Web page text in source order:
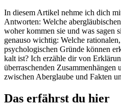
In diesem Artikel nehme ich dich
Antworten: Welche
woher kommen sie und was sagen
genauso⁣ wichtig: Welche
psychologischen Gründe können
kalt ‍ist?⁣ Ich erzähle dir von
überraschenden Zusammenhängen
zwischen⁣ Aberglaube und Fakten
Das‌ erfährst du hier